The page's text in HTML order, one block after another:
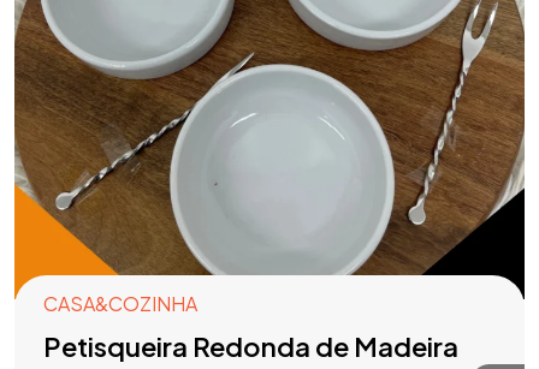
CASA&COZINHA
Petisqueira Redonda de Madeira